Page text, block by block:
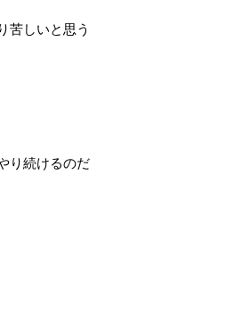
苦しいと思う
り続けるのだ